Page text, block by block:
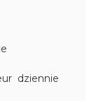
dziennie